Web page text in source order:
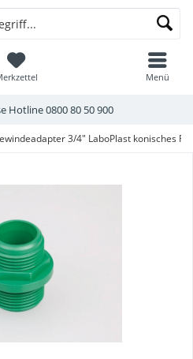
Hotline0800 80 50 900
Menü
3/4" LaboPlast konisches R